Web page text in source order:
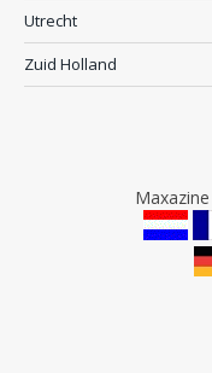
Utrecht
Zuid Holland